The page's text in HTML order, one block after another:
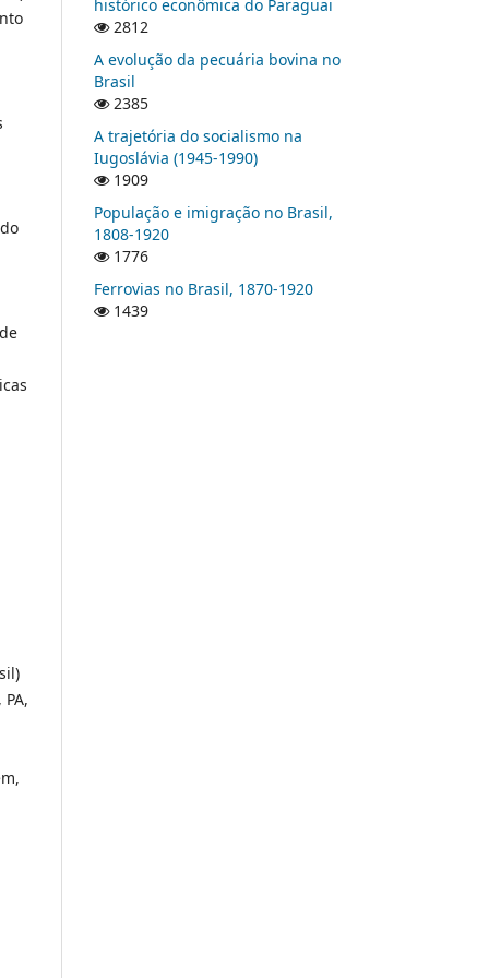
histórico econômica do Paraguai
2812
A evolução da pecuária bovina no
Brasil
2385
A trajetória do socialismo na
Iugoslávia (1945-1990)
1909
População e imigração no Brasil,
1808-1920
1776
Ferrovias no Brasil, 1870-1920
1439